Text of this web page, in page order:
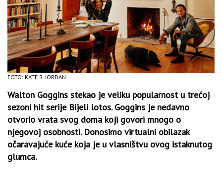
FOTO: KATE S. JORDAN
Walton Goggins stekao je veliku popularnost u trećoj
sezoni hit serije Bijeli lotos. Goggins je nedavno
otvorio vrata svog doma koji govori mnogo o
njegovoj osobnosti. Donosimo virtualni obilazak
očaravajuće kuće koja je u vlasništvu ovog istaknutog
glumca.